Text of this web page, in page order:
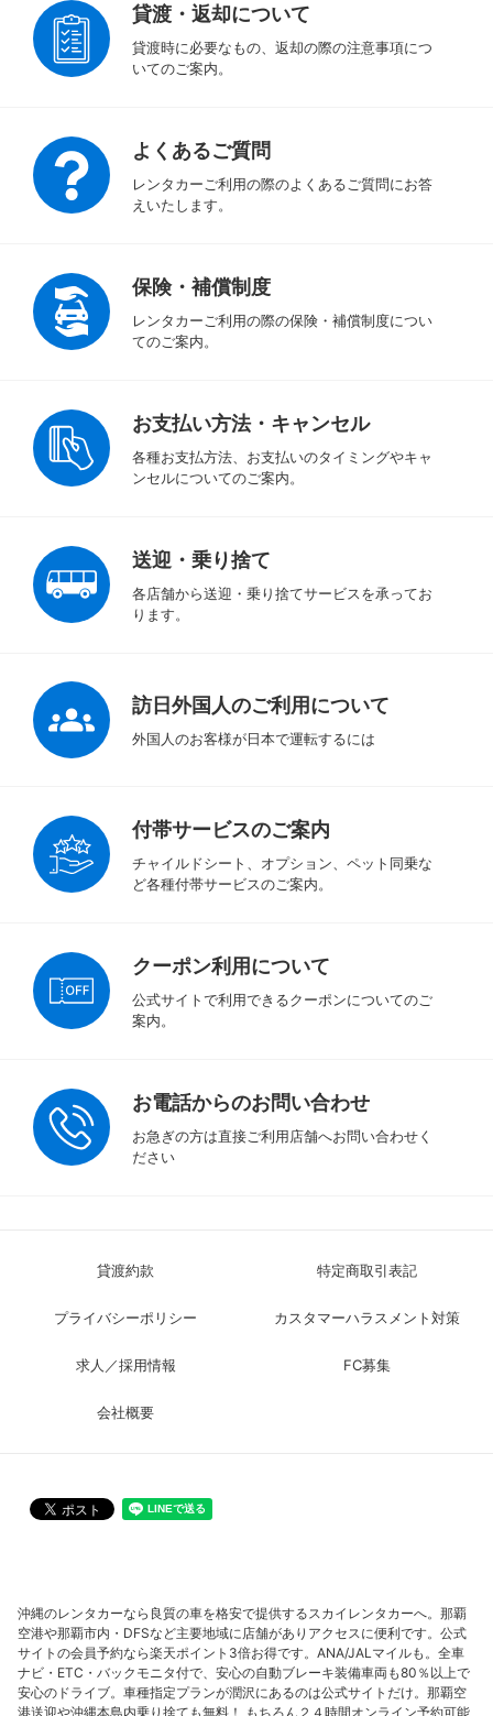
貸渡・返却について
貸渡時に必要なもの、返却の際の注意事項につ
いてのご案内。
よくあるご質問
レンタカーご利用の際のよくあるご質問にお答
えいたします。
保険・補償制度
レンタカーご利用の際の保険・補償制度につい
てのご案内。
お支払い方法・キャンセル
各種お支払方法、お支払いのタイミングやキャ
ンセルについてのご案内。
送迎・乗り捨て
各店舗から送迎・乗り捨てサービスを承ってお
ります。
訪日外国人のご利用について
外国人のお客様が日本で運転するには
付帯サービスのご案内
チャイルドシート、オプション、ペット同乗な
ど各種付帯サービスのご案内。
クーポン利用について
公式サイトで利用できるクーポンについてのご
案内。
お電話からのお問い合わせ
お急ぎの方は直接ご利用店舗へお問い合わせく
ださい
貸渡約款 特定商取引表記
プライバシーポリシー カスタマーハラスメント対策
求人／採用情報 FC募集
会社概要
沖縄のレンタカーなら良質の車を格安で提供するスカイレンタカーへ。那覇
空港や那覇市内・DFSなど主要地域に店舗がありアクセスに便利です。公式
サイトの会員予約なら楽天ポイント3倍お得です。ANA/JALマイルも。全車
ナビ・ETC・バックモニタ付で、安心の自動ブレーキ装備車両も80％以上で
安心のドライブ。車種指定プランが潤沢にあるのは公式サイトだけ。那覇空
港送迎や沖縄本島内乗り捨ても無料！ もちろん２４時間オンライン予約可能